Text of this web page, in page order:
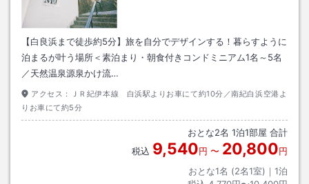
【白良浜まで徒歩約5分】旅を自分でデザインする！暮らすように
泊まるが叶う場所＜素泊まり・朝食付きコンドミニアム1名～5名
／天然温泉源泉かけ流…
アクセス：
ＪＲ紀伊本線 白浜駅よりお車にて約10分／南紀白浜空港よ
りお車にて約5分
おとな2名 1泊1部屋 合計
税込 9,540円 〜 20,800円
おとな1名 (2名1室)｜ 1泊